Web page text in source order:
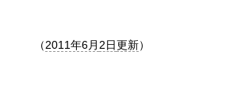
（2011年6月2日更新）